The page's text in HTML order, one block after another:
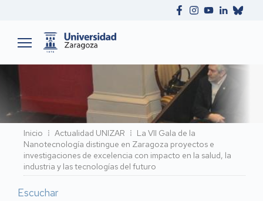
Ruta
de
navegación
Inicio Actualidad UNIZAR
La VII Gala de la
Nanotecnología distingue en Zaragoza proyectos e
investigaciones de excelencia con impacto en la salud, la
industria y las tecnologías del futuro
Escuchar